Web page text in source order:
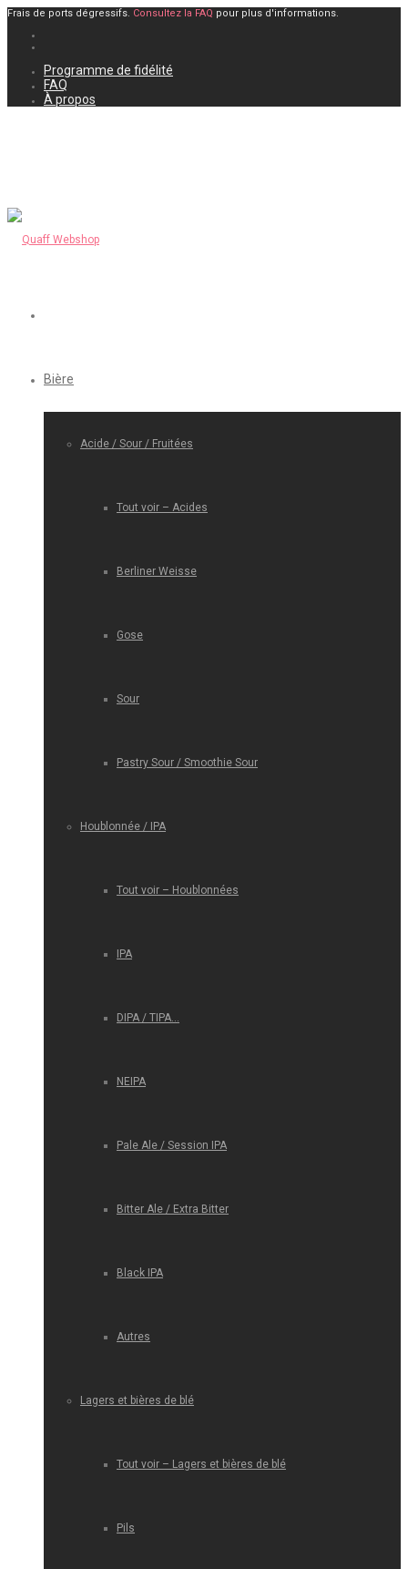
Frais de ports dégressifs. Consultez la FAQ pour plus d'informations.
Programme de fidélité
FAQ
À propos
Bière
Acide / Sour / Fruitées
Tout voir – Acides
Berliner Weisse
Gose
Sour
Pastry Sour / Smoothie Sour
Houblonnée / IPA
Tout voir – Houblonnées
IPA
DIPA / TIPA…
NEIPA
Pale Ale / Session IPA
Bitter Ale / Extra Bitter
Black IPA
Autres
Lagers et bières de blé
Tout voir – Lagers et bières de blé
Pils